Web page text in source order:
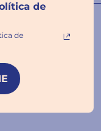
por
de
de